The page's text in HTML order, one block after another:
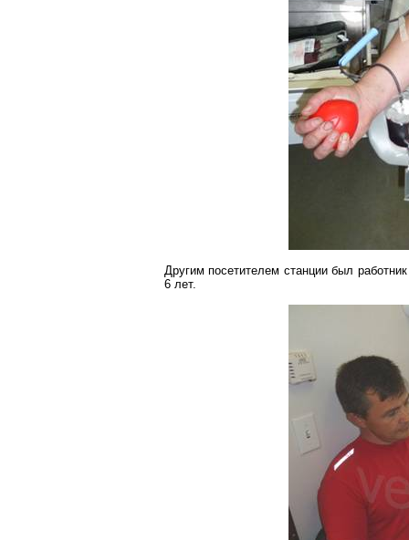
Другим посетителем станции был
6 лет.